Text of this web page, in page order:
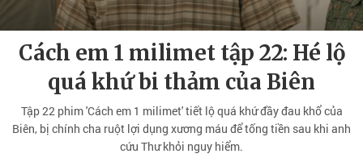
Cách em 1 milimet tập 22: Hé lộ
quá khứ bi thảm của Biên
Tập 22 phim 'Cách em 1 milimet' tiết lộ quá khứ đầy đau khổ của
Biên, bị chính cha ruột lợi dụng xương máu để tống tiền sau khi anh
cứu Thư khỏi nguy hiểm.